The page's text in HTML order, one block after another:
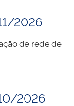
2026
de rede de
2026